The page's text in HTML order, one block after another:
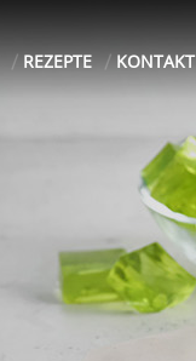
REZEPTE KONTAKT